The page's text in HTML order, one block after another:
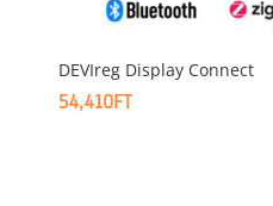
DEVIreg Display Connect
54,410FT